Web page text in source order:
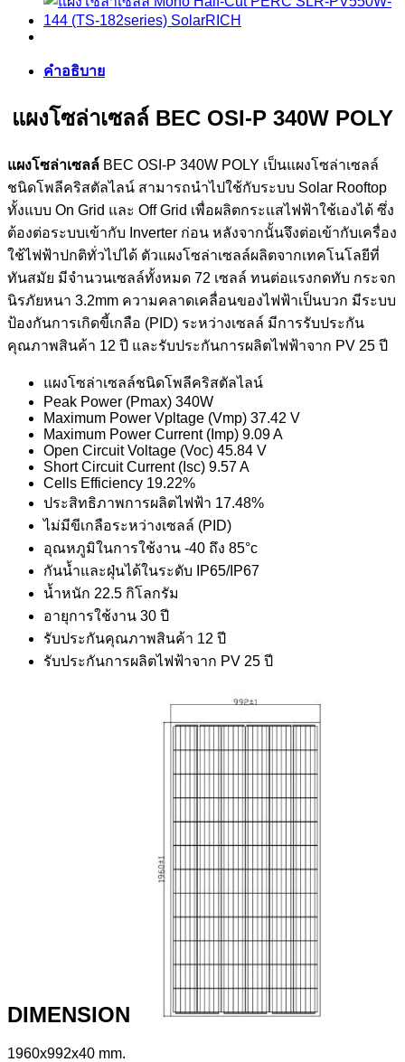
คำอธิบาย
แผงโซล่าเซลล์ BEC OSI-P 340W POLY
แผงโซล่าเซลล์ BEC OSI-P 340W POLY เป็นแผงโซล่าเซลล์
ชนิดโพลีคริสตัลไลน์ สามารถนำไปใช้กับระบบ Solar Rooftop
ทั้งแบบ On Grid และ Off Grid เพื่อผลิตกระแสไฟฟ้าใช้เองได้ ซึ่ง
ต้องต่อระบบเข้ากับ Inverter ก่อน หลังจากนั้นจึงต่อเข้ากับเครื่อง
ใช้ไฟฟ้าปกติทั่วไปได้ ตัวแผงโซล่าเซลล์ผลิตจากเทคโนโลยีที่
ทันสมัย มีจำนวนเซลล์ทั้งหมด 72 เซลล์ ทนต่อแรงกดทับ กระจก
นิรภัยหนา 3.2mm ความคลาดเคลื่อนของไฟฟ้าเป็นบวก มีระบบ
ป้องกันการเกิดขี้เกลือ (PID) ระหว่างเซลล์ มีการรับประกัน
คุณภาพสินค้า 12 ปี และรับประกันการผลิตไฟฟ้าจาก PV 25 ปี
แผงโซล่าเซลล์ชนิดโพลีคริสตัลไลน์
Peak Power (Pmax) 340W
Maximum Power Vpltage (Vmp) 37.42 V
Maximum Power Current (Imp) 9.09 A
Open Circuit Voltage (Voc) 45.84 V
Short Circuit Current (Isc) 9.57 A
Cells Efficiency 19.22%
ประสิทธิภาพการผลิตไฟฟ้า 17.48%
ไม่มีขีเกลือระหว่างเซลล์ (PID)
อุณหภูมิในการใช้งาน -40 ถึง 85°c
กันน้ำและฝุ่นได้ในระดับ IP65/IP67
น้ำหนัก 22.5 กิโลกรัม
อายุการใช้งาน 30 ปี
รับประกันคุณภาพสินค้า 12 ปี
รับประกันการผลิตไฟฟ้าจาก PV 25 ปี
DIMENSION
1960x992x40 mm.